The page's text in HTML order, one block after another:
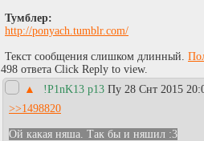
Тумблер:
http://ponyach.tumblr.com/
Текст сообщения слишком длинный.
498 ответа Click Reply to view.
▲
!P1nK13 p13 Пy 28 Снт 2015
>>1498820
Ой какая няша. Так бы и няшил :3